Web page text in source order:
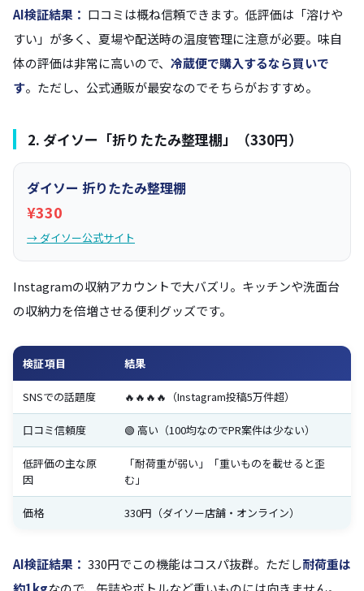
AI検証結果： 口コミは概ね信頼できます。低評価は「溶けや
すい」が多く、夏場や配送時の温度管理に注意が必要。味自
体の評価は非常に高いので、 冷蔵便で購入するなら買いで
す。ただし、公式通販が最安なのでそちらがおすすめ。
2. ダイソー「折りたたみ整理棚」（330円）
ダイソー 折りたたみ整理棚
¥330
→ ダイソー公式サイト
Instagramの収納アカウントで大バズリ。キッチンや洗面台
の収納力を倍増させる便利グッズです。
検証項目 結果
SNSでの話題度 🔥🔥🔥🔥（Instagram投稿5万件超）
口コミ信頼度 🟢 高い（100均なのでPR案件は少ない）
低評価の主な原
因
「耐荷重が弱い」「重いものを載せると歪
む」
価格 330円（ダイソー店舗・オンライン）
AI検証結果： 330円でこの機能はコスパ抜群。ただし耐荷重は